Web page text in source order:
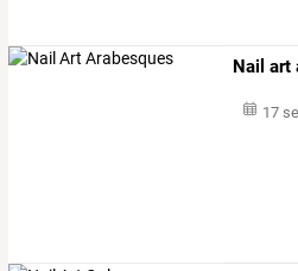
Nail art
17